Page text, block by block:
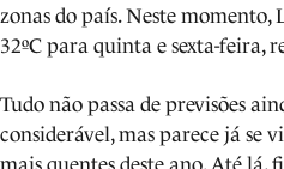
zonas do país. Neste momento,
32ºC para quinta e sexta-feira,
Tudo não passa de previsões
considerável, mas parece já se